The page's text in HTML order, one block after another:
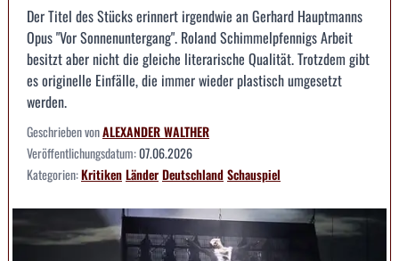
Der Titel des Stücks erinnert irgendwie an Gerhard Hauptmanns
Opus "Vor Sonnenuntergang". Roland Schimmelpfennigs Arbeit
besitzt aber nicht die gleiche literarische Qualität. Trotzdem gibt
es originelle Einfälle, die immer wieder plastisch umgesetzt
werden.
Geschrieben vonALEXANDER WALTHER
Veröffentlichungsdatum:07.06.2026
Kategorien:KritikenLänderDeutschlandSchauspiel